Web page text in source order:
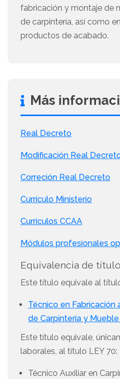
fabricación y montaje de
de carpintería, así como
productos de acabado.
Más
Real Decreto
Modificación Real
Correción Real Decreto
Currículo Ministerio
Currículos CCAA
Módulos profesionales
Equivalencia de
Este título equivale al
Técnico en Fabricación
de Carpintería y
Este título equivale,
laborales, al título LEY 70:
Técnico Auxiliar en